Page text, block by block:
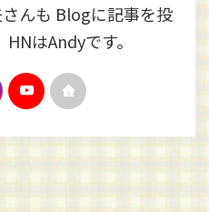
んも Blogに記事を投
はAndyです。